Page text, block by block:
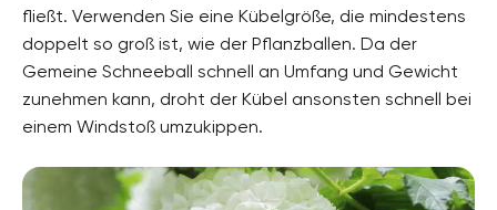
fließt. Verwenden Sie eine Kübelgröße, die mindestens
doppelt so groß ist, wie der Pflanzballen. Da der
Gemeine Schneeball schnell an Umfang und Gewicht
zunehmen kann, droht der Kübel ansonsten schnell bei
einem Windstoß umzukippen.